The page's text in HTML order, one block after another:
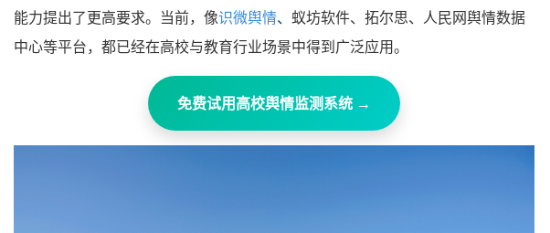
能力提出了更高要求。当前，像识微舆情、蚁坊软件、拓尔思、人民网舆情数据
中心等平台，都已经在高校与教育行业场景中得到广泛应用。
免费试用高校舆情监测系统 →